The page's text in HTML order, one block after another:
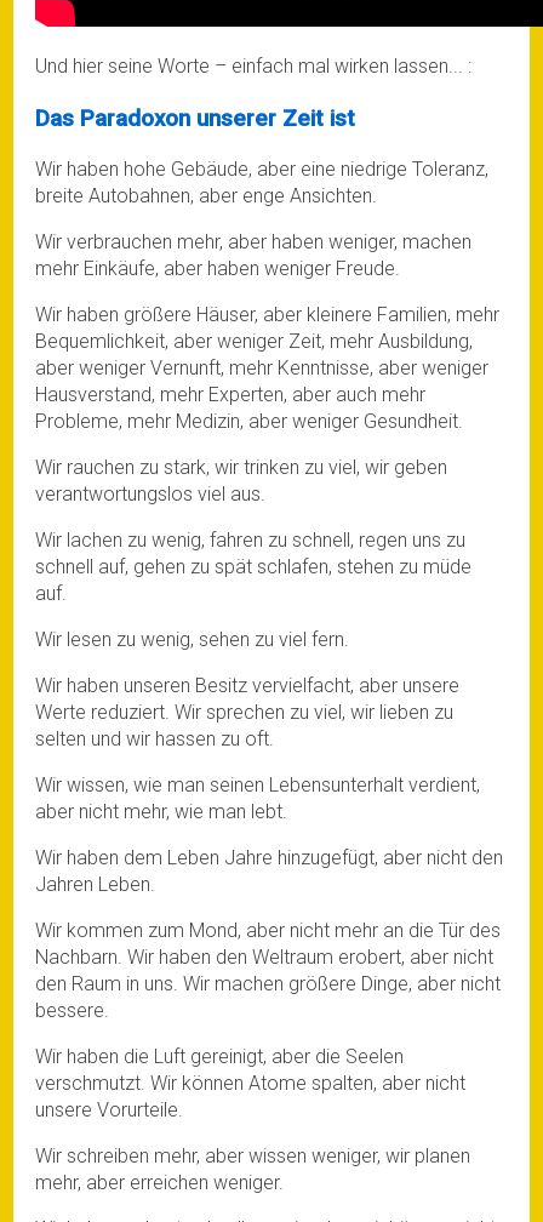
Und hier seine Worte – einfach mal wirken lassen... :
Das Paradoxon unserer Zeit ist
Wir haben hohe Gebäude, aber eine niedrige Toleranz,
breite Autobahnen, aber enge Ansichten.
Wir verbrauchen mehr, aber haben weniger, machen
mehr Einkäufe, aber haben weniger Freude.
Wir haben größere Häuser, aber kleinere Familien, mehr
Bequemlichkeit, aber weniger Zeit, mehr Ausbildung,
aber weniger Vernunft, mehr Kenntnisse, aber weniger
Hausverstand, mehr Experten, aber auch mehr
Probleme, mehr Medizin, aber weniger Gesundheit.
Wir rauchen zu stark, wir trinken zu viel, wir geben
verantwortungslos viel aus.
Wir lachen zu wenig, fahren zu schnell, regen uns zu
schnell auf, gehen zu spät schlafen, stehen zu müde
auf.
Wir lesen zu wenig, sehen zu viel fern.
Wir haben unseren Besitz vervielfacht, aber unsere
Werte reduziert. Wir sprechen zu viel, wir lieben zu
selten und wir hassen zu oft.
Wir wissen, wie man seinen Lebensunterhalt verdient,
aber nicht mehr, wie man lebt.
Wir haben dem Leben Jahre hinzugefügt, aber nicht den
Jahren Leben.
Wir kommen zum Mond, aber nicht mehr an die Tür des
Nachbarn. Wir haben den Weltraum erobert, aber nicht
den Raum in uns. Wir machen größere Dinge, aber nicht
bessere.
Wir haben die Luft gereinigt, aber die Seelen
verschmutzt. Wir können Atome spalten, aber nicht
unsere Vorurteile.
Wir schreiben mehr, aber wissen weniger, wir planen
mehr, aber erreichen weniger.